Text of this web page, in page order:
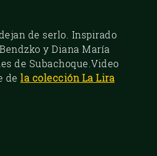
de serlo. Inspirado
y Diana María
de Subachoque.Video
de la colección La Lira